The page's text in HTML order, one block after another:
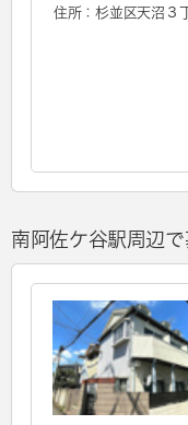
住所：杉並区天沼３
南阿佐ケ谷駅周辺